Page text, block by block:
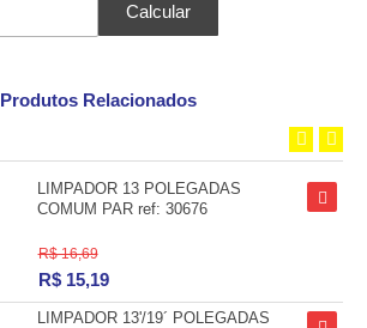
Calcular
Produtos Relacionados
LIMPADOR 13 POLEGADAS
COMUM PAR ref: 30676
R$ 16,69
R$ 15,19
LIMPADOR 13'/19´ POLEGADAS